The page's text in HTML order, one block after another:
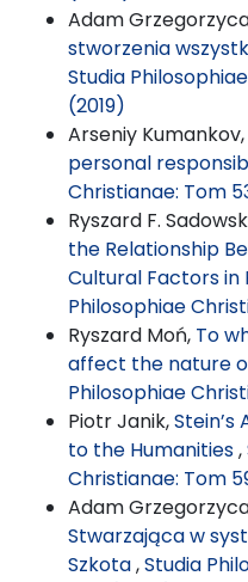
Adam
stworzenia
Studia
(2019)
Arseniy Kumankov,
personal
Christianae: Tom
Ryszard F.
the Relationship
Cultural Factors in
Philosophiae
Ryszard Moń, To
affect the nature
Philosophiae
Piotr Janik,
to the Humanities,
Christianae: Tom
Adam
Stwarzająca w
Szkota,Studia